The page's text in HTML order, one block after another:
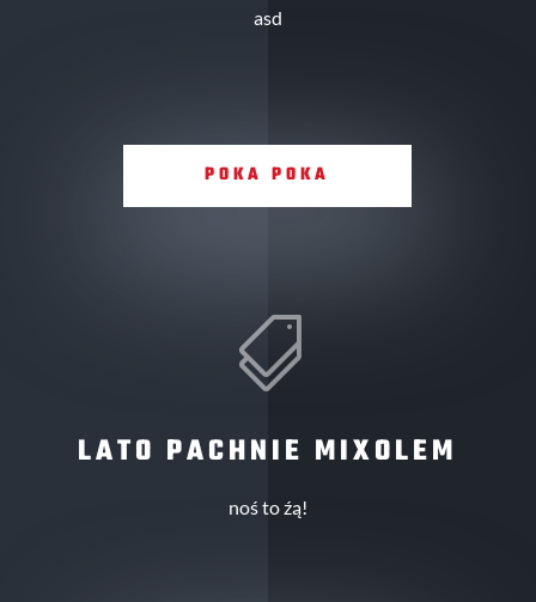
asd
POKA POKA

LATO PACHNIE MIXOLEM
noś to źą!